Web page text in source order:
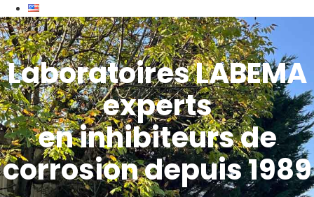
Laboratoires LABEMA
experts
en inhibiteurs de
corrosion depuis 1989